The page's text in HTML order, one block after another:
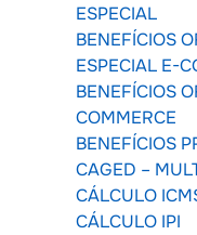
ESPECIAL
BENEFÍCIOS
ESPECIAL E-
BENEFÍCIOS
COMMERCE
BENEFÍCIOS
CAGED –
CÁLCULO
CÁLCULO IPI